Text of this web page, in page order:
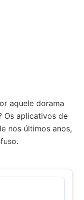
aquele dorama
Os aplicativos de
nos últimos anos,